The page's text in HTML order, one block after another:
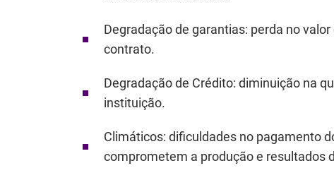
Degradação de garantias: perda no
contrato.
Degradação de Crédito: diminuição na
instituição.
Climáticos: dificuldades no pagamento
comprometem a produção e resultados